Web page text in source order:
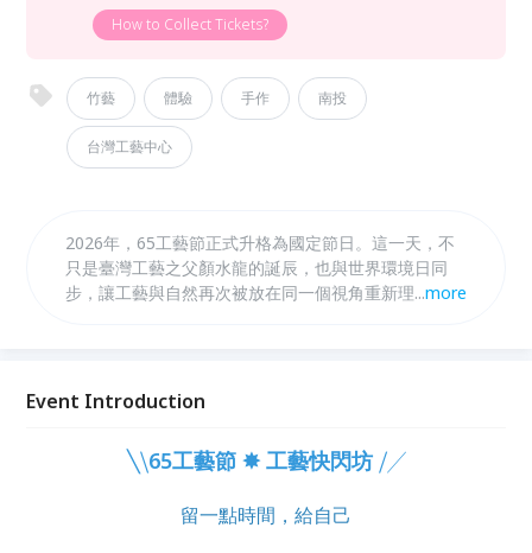
How to Collect Tickets?
竹藝 體驗 手作 南投
台灣工藝中心
2026年，65工藝節正式升格為國定節日。這一天，不
只是臺灣工藝之父顏水龍的誕辰，也與世界環境日同
步，讓工藝與自然再次被放在同一個視角重新理解。
坊」，由金工、樹藝、竹藝、陶藝、染藝、漆藝職人帶
間，讓工藝自然發生。
...more
Event Introduction
╲⧹65工藝節 ✸ 工藝快閃坊 ⧸╱
留一點時間，給自己